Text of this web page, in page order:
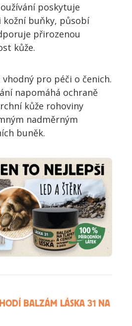
poskytuje
buňky, působí
přirozenou
kůže.
pro péči o čenich.
napomáhá ochraně
kůže rohoviny
nadměrným
buněk.
BALZÁM LÁSKA 31 NA